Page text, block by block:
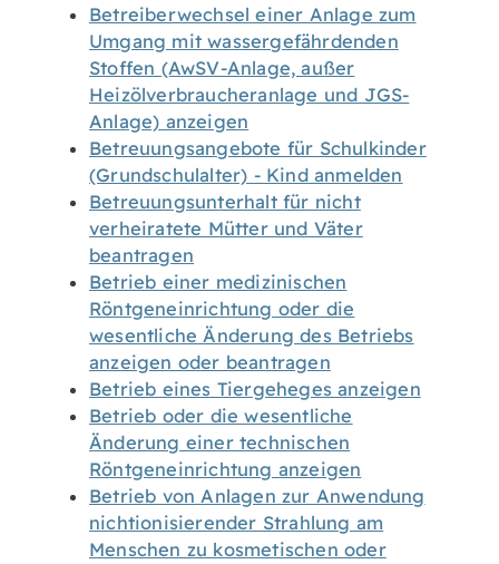
Betreiberwechsel einer Anlage zum
Umgang mit wassergefährdenden
Stoffen (AwSV-Anlage, außer
Heizölverbraucheranlage und JGS-
Anlage) anzeigen
Betreuungsangebote für Schulkinder
(Grundschulalter) - Kind anmelden
Betreuungsunterhalt für nicht
verheiratete Mütter und Väter
beantragen
Betrieb einer medizinischen
Röntgeneinrichtung oder die
wesentliche Änderung des Betriebs
anzeigen oder beantragen
Betrieb eines Tiergeheges anzeigen
Betrieb oder die wesentliche
Änderung einer technischen
Röntgeneinrichtung anzeigen
Betrieb von Anlagen zur Anwendung
nichtionisierender Strahlung am
Menschen zu kosmetischen oder